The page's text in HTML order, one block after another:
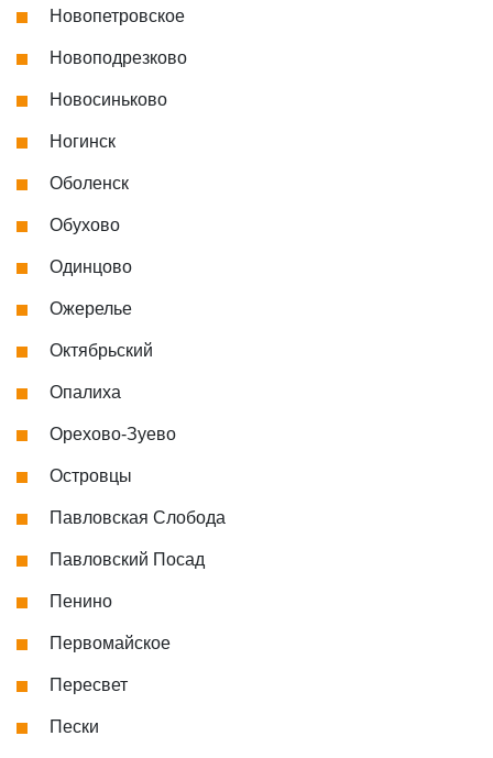
Новопетровское
Новоподрезково
Новосиньково
Ногинск
Оболенск
Обухово
Одинцово
Ожерелье
Октябрьский
Опалиха
Орехово-Зуево
Островцы
Павловская Слобода
Павловский Посад
Пенино
Первомайское
Пересвет
Пески